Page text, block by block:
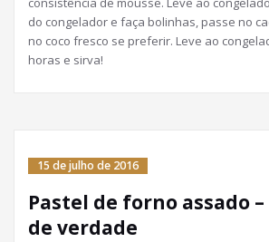
do congelador e faça bolinhas, passe no
no coco fresco se preferir. Leve ao
horas e sirva!
15 de julho de 2016
Pastel de forno assado
de verdade